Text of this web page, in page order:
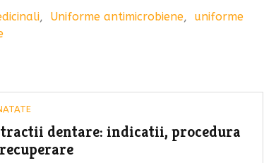
, Uniforme antimicrobiene,
uniforme
dentare: indicatii, procedura